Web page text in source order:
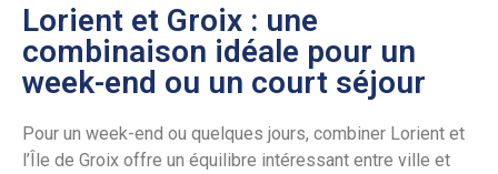
Lorient et Groix : une
combinaison idéale pour un
week-end ou un court séjour
Pour un week-end ou quelques jours, combiner Lorient et
l’Île de Groix offre un équilibre intéressant entre ville et